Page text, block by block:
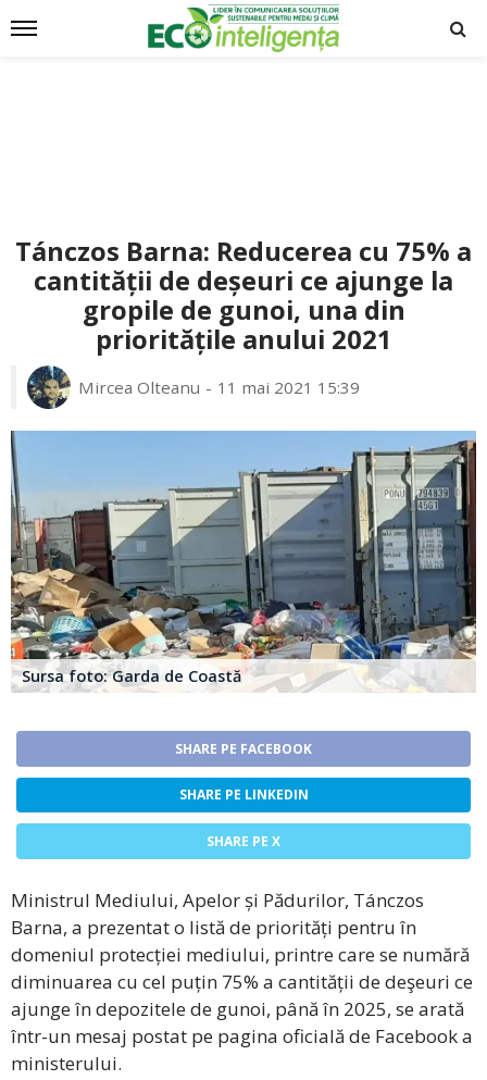
Tánczos Barna: Reducerea cu 75% a
cantității de deșeuri ce ajunge la
gropile de gunoi, una din
prioritățile anului 2021
Mircea Olteanu 11 mai 2021 15:39
Sursa foto: Garda de Coastă
SHARE PE FACEBOOK
SHARE PE LINKEDIN
SHARE PE X
Ministrul Mediului, Apelor și Pădurilor, Tánczos
Barna, a prezentat o listă de priorități pentru în
domeniul protecției mediului, printre care se numără
diminuarea cu cel puțin 75% a cantității de deşeuri ce
ajunge în depozitele de gunoi, până în 2025, se arată
într-un mesaj postat pe pagina oficială de Facebook a
ministerului.